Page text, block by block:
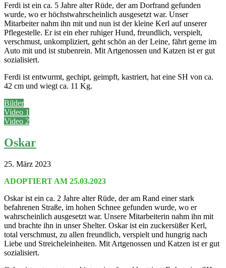
Ferdi ist ein ca. 5 Jahre alter Rüde, der am Dorfrand gefunden
wurde, wo er höchstwahrscheinlich ausgesetzt war. Unser
Mitarbeiter nahm ihn mit und nun ist der kleine Kerl auf unserer
Pflegestelle. Er ist ein eher ruhiger Hund, freundlich, verspielt,
verschmust, unkompliziert, geht schön an der Leine, fährt gerne im
Auto mit und ist stubenrein. Mit Artgenossen und Katzen ist er gut
sozialisiert.
Ferdi ist entwurmt, gechipt, geimpft, kastriert, hat eine SH von ca.
42 cm und wiegt ca. 11 Kg.
Bilder
Video 1
Video 2
Oskar
25. März 2023
ADOPTIERT AM 25.03.2023
Oskar ist ein ca. 2 Jahre alter Rüde, der am Rand einer stark
befahrenen Straße, im hohen Schnee gefunden wurde, wo er
wahrscheinlich ausgesetzt war. Unsere Mitarbeiterin nahm ihn mit
und brachte ihn in unser Shelter. Oskar ist ein zuckersüßer Kerl,
total verschmust, zu allen freundlich, verspielt und hungrig nach
Liebe und Streicheleinheiten. Mit Artgenossen und Katzen ist er gut
sozialisiert.